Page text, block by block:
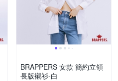
BRAPPERS 女款 簡約立領
長版襯衫-白